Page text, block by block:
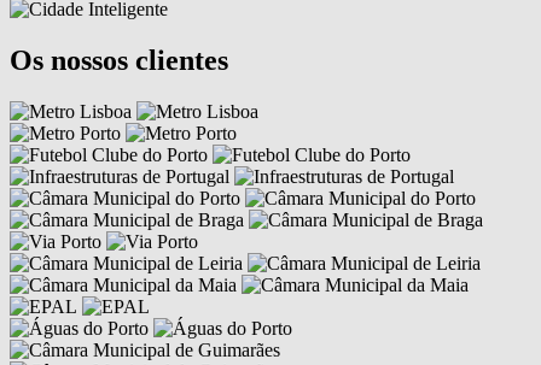
Os nossos clientes